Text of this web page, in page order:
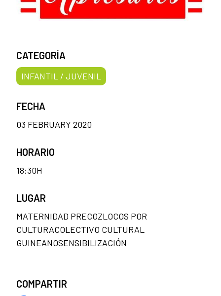
CATEGORÍA
INFANTIL / JUVENIL
FECHA
03 FEBRUARY 2020
HORARIO
18:30H
LUGAR
MATERNIDAD PRECOZLOCOS POR
CULTURACOLECTIVO CULTURAL
GUINEANOSENSIBILIZACIÓN
COMPARTIR